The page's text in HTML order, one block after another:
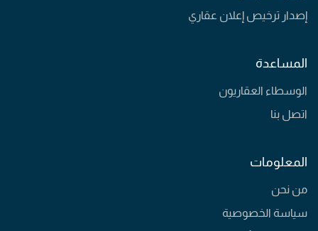
إصدار ترخيص إعلان عقاري
المساعدة
الوسطاء العقاريون
اتصل بنا
المعلومات
من نحن
سياسة الخصوصية